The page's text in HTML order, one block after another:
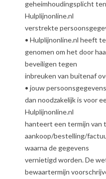
geheimhoudingsplicht ten
Hulplijnonline.nl
verstrekte
• Hulplijnonline.nl heeft
genomen om het door
beveiligen tegen
inbreuken van buitenaf
• jouw
dan noodzakelijk is voor
Hulplijnonline.nl
hanteert een termijn van
aankoop/bestelling/
waarna de gegevens
vernietigd worden. De
bewaartermijn